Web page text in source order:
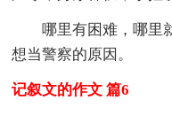
哪里有困难，哪里
想当警察的原因。
记叙文的作文 篇6